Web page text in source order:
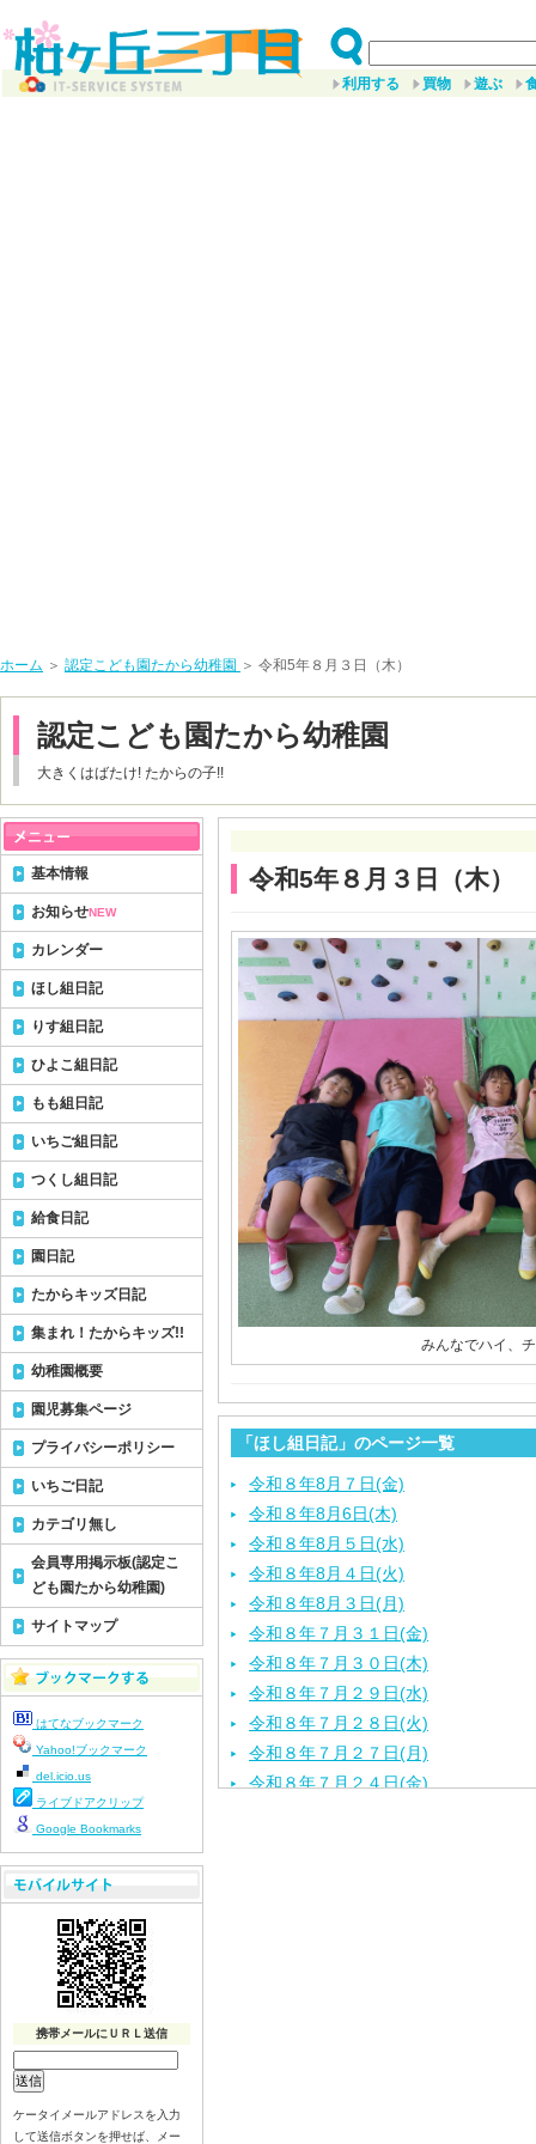
利用する 買物 遊ぶ
ホーム ＞ 認定こども園たから幼稚園 ＞ 令和5年８月３日（木）
認定こども園たから幼稚園
大きくはばたけ! たからの子!!
令和5年８月３日（木）
みんなでハイ、チ
「ほし組日記」のページ一覧
令和８年8月７日(金)
令和８年8月6日(木)
令和８年8月５日(水)
令和８年8月４日(火)
令和８年8月３日(月)
令和８年７月３１日(金)
令和８年７月３０日(木)
令和８年７月２９日(水)
令和８年７月２８日(火)
令和８年７月２７日(月)
令和８年７月２４日(金)
基本情報
お知らせNEW
カレンダー
ほし組日記
りす組日記
ひよこ組日記
もも組日記
いちご組日記
つくし組日記
給食日記
園日記
たからキッズ日記
集まれ！たからキッズ!!
幼稚園概要
園児募集ページ
プライバシーポリシー
いちご日記
カテゴリ無し
会員専用掲示板(認定こ
ども園たから幼稚園)
サイトマップ
はてなブックマーク
Yahoo!ブックマーク
del.icio.us
ライブドアクリップ
Google Bookmarks
携帯メールにＵＲＬ送信
ケータイメールアドレスを入力
して送信ボタンを押せば、メー